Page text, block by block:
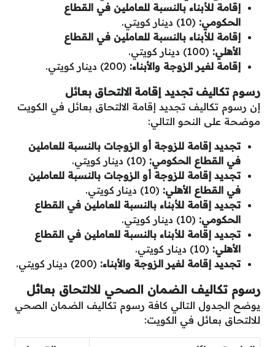
إقامة للأبناء بالنسبة للعاملين في القطاع
الحكومي: (10) دينار كويتي.
إقامة للأبناء بالنسبة للعاملين في القطاع
الأهلي: (100) دينار كويتي.
إقامة لغير الزوجة والأبناء: (200) دينار كويتي.
رسوم تكاليف تجديد إقامة الالتحاق بعائل
إن رسوم تكاليف تجديد إقامة الالتحاق بعائل في الكويت
موضحة على النحو التالي:
تجديد إقامة للزوجة أو الزوجات بالنسبة للعاملين
في القطاع الحكومي: (10) دينار كويتي.
تجديد إقامة للزوجة أو الزوجات بالنسبة للعاملين
في القطاع الأهلي: (10) دينار كويتي.
تجديد إقامة للأبناء بالنسبة للعاملين في القطاع
الحكومي: (10) دينار كويتي.
تجديد إقامة للأبناء بالنسبة للعاملين في القطاع
الأهلي: (10) دينار كويتي.
تجديد إقامة لغير الزوجة والأبناء: (200) دينار كويتي.
رسوم تكاليف الضمان الصحي للالتحاق بعائل
يوضح الجدول التالي كافة رسوم تكاليف الضمان الصحي
للالتحاق بعائل في الكويت: